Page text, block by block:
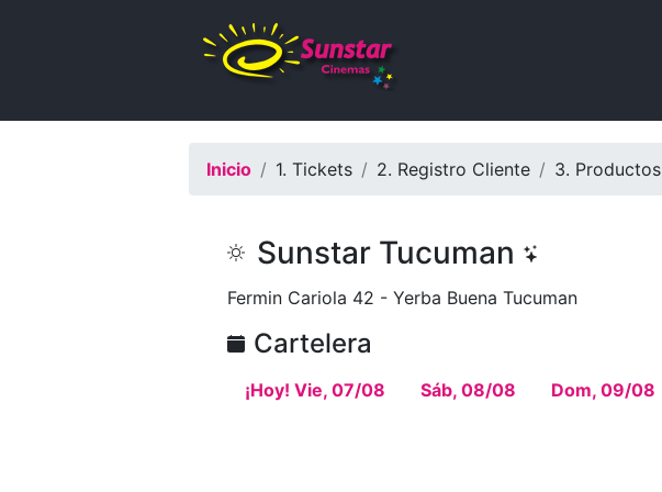
Inicio 1. Tickets 2. Registro Cliente 3. Productos
Sunstar Tucuman
Fermin Cariola 42 - Yerba Buena Tucuman
Cartelera
¡Hoy! Vie, 07/08 Sáb, 08/08 Dom, 09/08